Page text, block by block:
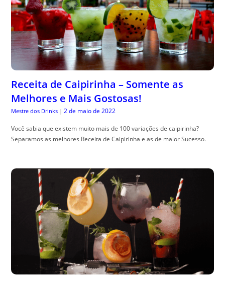
Receita de Caipirinha – Somente as
Melhores e Mais Gostosas!
Mestre dos Drinks | 2 de maio de 2022
Você sabia que existem muito mais de 100 variações de caipirinha?
Separamos as melhores Receita de Caipirinha e as de maior Sucesso.